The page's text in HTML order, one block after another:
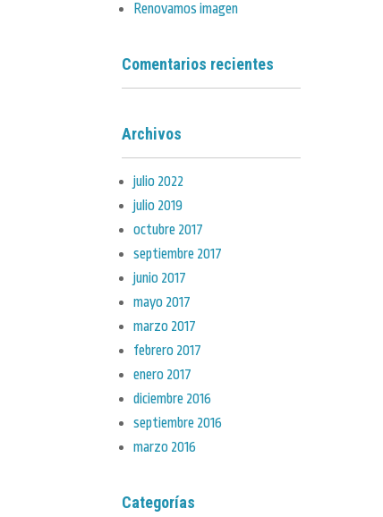
Renovamos imagen
Comentarios recientes
Archivos
julio 2022
julio 2019
octubre 2017
septiembre 2017
junio 2017
mayo 2017
marzo 2017
febrero 2017
enero 2017
diciembre 2016
septiembre 2016
marzo 2016
Categorías